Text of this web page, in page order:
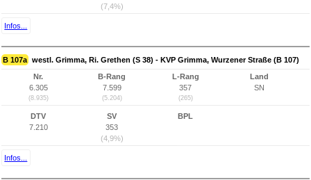
(7,4%)
Infos...
B 107a westl. Grimma, Ri. Grethen (S 38) - KVP Grimma, Wurzener Straße (B 107)
Nr.
6.305
(8.935)
B-Rang
7.599
(5.204)
L-Rang
357
(265)
Land
SN
DTV
7.210
SV
353
(4,9%)
BPL
Infos...